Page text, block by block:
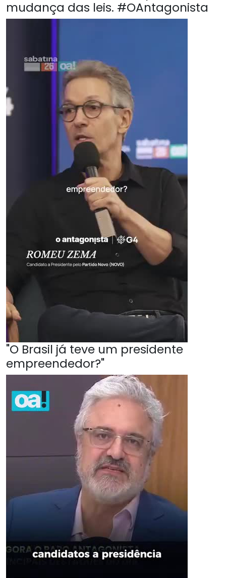
mudança das leis. #OAntagonista
"O Brasil já teve um presidente
empreendedor?"